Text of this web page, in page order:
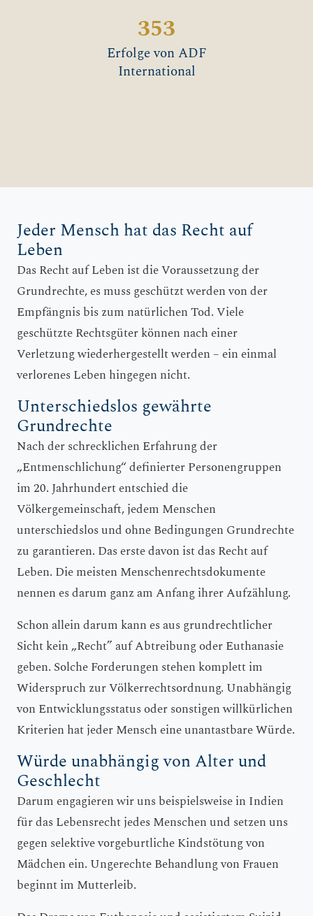
353
Erfolge von ADF
International
Jeder Mensch hat das Recht auf
Leben
Das Recht auf Leben ist die Voraussetzung der
Grundrechte, es muss geschützt werden von der
Empfängnis bis zum natürlichen Tod. Viele
geschützte Rechtsgüter können nach einer
Verletzung wiederhergestellt werden – ein einmal
verlorenes Leben hingegen nicht.
Unterschiedslos gewährte
Grundrechte
Nach der schrecklichen Erfahrung der
„Entmenschlichung“ definierter Personengruppen
im 20. Jahrhundert entschied die
Völkergemeinschaft, jedem Menschen
unterschiedslos und ohne Bedingungen Grundrechte
zu garantieren. Das erste davon ist das Recht auf
Leben. Die meisten Menschenrechtsdokumente
nennen es darum ganz am Anfang ihrer Aufzählung.
Schon allein darum kann es aus grundrechtlicher
Sicht kein „Recht” auf Abtreibung oder Euthanasie
geben. Solche Forderungen stehen komplett im
Widerspruch zur Völkerrechtsordnung. Unabhängig
von Entwicklungsstatus oder sonstigen willkürlichen
Kriterien hat jeder Mensch eine unantastbare Würde.
Würde unabhängig von Alter und
Geschlecht
Darum engagieren wir uns beispielsweise in Indien
für das Lebensrecht jedes Menschen und setzen uns
gegen selektive vorgeburtliche Kindstötung von
Mädchen ein. Ungerechte Behandlung von Frauen
beginnt im Mutterleib.